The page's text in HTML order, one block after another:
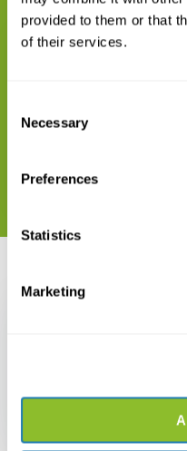
provided to them or that
of their services.
Selection
Necessary
Preferences
Statistics
Marketing